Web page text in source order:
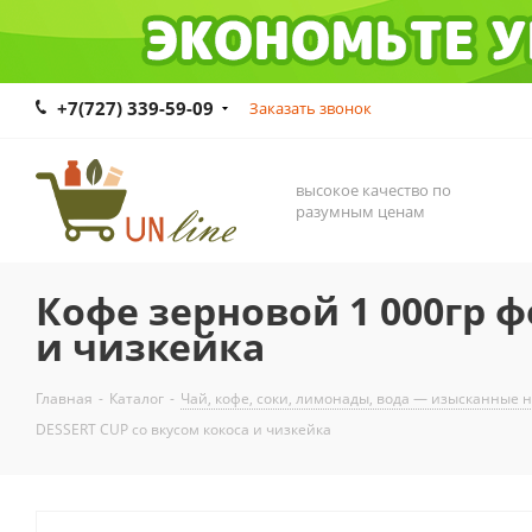
+7(727) 339-59-09 Заказать звонок
высокое качество по
разумным ценам
Кофе зерновой 1 000гр
и чизкейка
Главная - Каталог - Чай, кофе, соки, лимонады, вода — изысканные
DESSERT CUP со вкусом кокоса и чизкейка